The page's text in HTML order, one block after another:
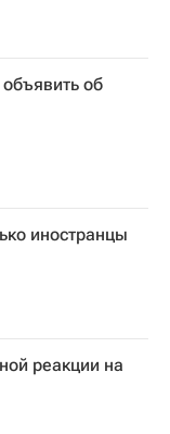
об
иностранцы
реакции на